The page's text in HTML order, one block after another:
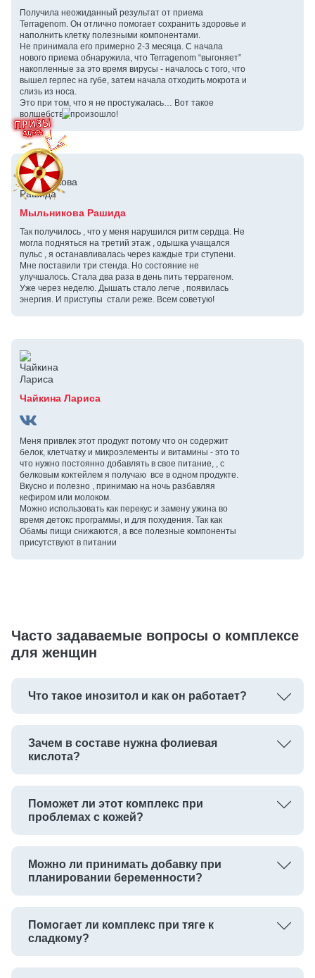
Получила неожиданный результат от приема
Terragenom. Он отлично помогает сохранить здоровье и
наполнить клетку полезными компонентами.
Не принимала его примерно 2-3 месяца. С начала
нового приема обнаружила, что Terragenom “выгоняет”
накопленные за это время вирусы - началось с того, что
вышел герпес на губе, затем начала отходить мокрота и
слизь из носа.
Это при том, что я не простужалась… Вот такое
волшебство произошло!
Мыльникова Рашида
Так получилось , что у меня нарушился ритм сердца. Не
могла подняться на третий этаж , одышка учащался
пульс , я останавливалась через каждые три ступени.
Мне поставили три стенда. Но состояние не
улучшалось. Стала два раза в день пить террагеном.
Уже через неделю. Дышать стало легче , появилась
энергия. И приступы стали реже. Всем советую!
Чайкина Лариса
Меня привлек этот продукт потому что он содержит
белок, клетчатку и микроэлементы и витамины - это то
что нужно постоянно добавлять в свое питание, , с
белковым коктейлем я получаю все в одном продукте.
Вкусно и полезно , принимаю на ночь разбавляя
кефиром или молоком.
Можно использовать как перекус и замену ужина во
время детокс программы, и для похудения. Так как
Обамы пищи снижаются, а все полезные компоненты
присутствуют в питании
Часто задаваемые вопросы о комплексе
для женщин
Что такое инозитол и как он работает?
Зачем в составе нужна фолиевая
кислота?
Поможет ли этот комплекс при
проблемах с кожей?
Можно ли принимать добавку при
планировании беременности?
Помогает ли комплекс при тяге к
сладкому?